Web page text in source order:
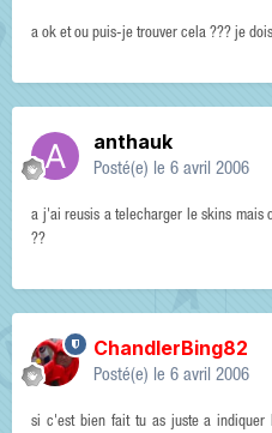
a ok et ou puis-je trouver cela ??? je
anthauk
Posté(e) le 6 avril 2006
a j'ai reusis a telecharger le skins mais
??
ChandlerBing82
Posté(e) le 6 avril 2006
si c'est bien fait tu as juste a indiquer